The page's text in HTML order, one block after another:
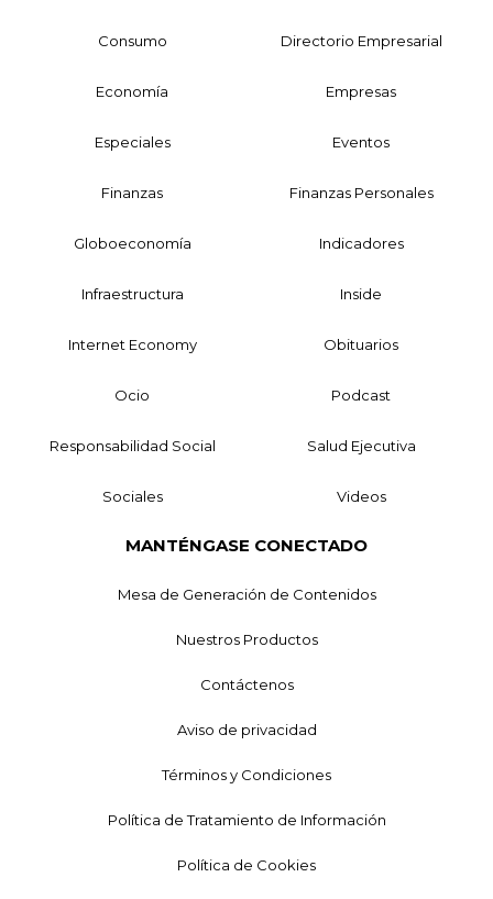
Consumo Directorio Empresarial
Economía Empresas
Especiales Eventos
Finanzas Finanzas Personales
Globoeconomía Indicadores
Infraestructura Inside
Internet Economy Obituarios
Ocio Podcast
Responsabilidad Social Salud Ejecutiva
Sociales Videos
MANTÉNGASE CONECTADO
Mesa de Generación de Contenidos
Nuestros Productos
Contáctenos
Aviso de privacidad
Términos y Condiciones
Política de Tratamiento de Información
Política de Cookies